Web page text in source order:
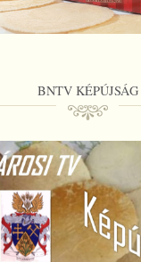
BNTV KÉPÚJSÁG